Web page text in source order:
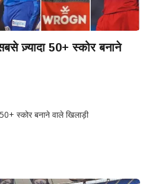
ज़्यादा 50+ स्कोर बनाने
स्कोर बनाने वाले खिलाड़ी